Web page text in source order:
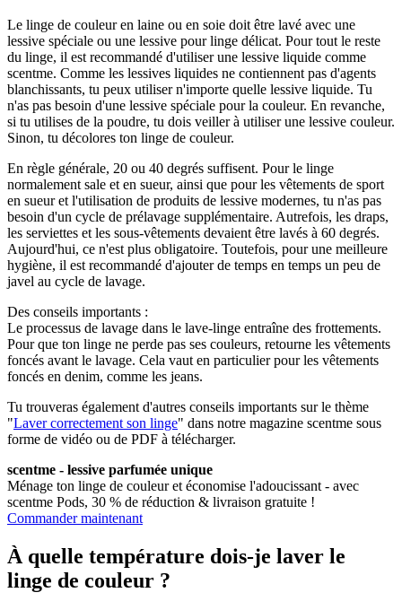
Le linge de couleur en laine ou en soie doit être lavé avec une
lessive spéciale ou une lessive pour linge délicat. Pour tout le reste
du linge, il est recommandé d'utiliser une lessive liquide comme
scentme. Comme les lessives liquides ne contiennent pas d'agents
blanchissants, tu peux utiliser n'importe quelle lessive liquide. Tu
n'as pas besoin d'une lessive spéciale pour la couleur. En revanche,
si tu utilises de la poudre, tu dois veiller à utiliser une lessive couleur.
Sinon, tu décolores ton linge de couleur.
En règle générale, 20 ou 40 degrés suffisent. Pour le linge
normalement sale et en sueur, ainsi que pour les vêtements de sport
en sueur et l'utilisation de produits de lessive modernes, tu n'as pas
besoin d'un cycle de prélavage supplémentaire. Autrefois, les draps,
les serviettes et les sous-vêtements devaient être lavés à 60 degrés.
Aujourd'hui, ce n'est plus obligatoire. Toutefois, pour une meilleure
hygiène, il est recommandé d'ajouter de temps en temps un peu de
javel au cycle de lavage.
Des conseils importants :
Le processus de lavage dans le lave-linge entraîne des frottements.
Pour que ton linge ne perde pas ses couleurs, retourne les vêtements
foncés avant le lavage. Cela vaut en particulier pour les vêtements
foncés en denim, comme les jeans.
Tu trouveras également d'autres conseils importants sur le thème
"Laver correctement son linge" dans notre magazine scentme sous
forme de vidéo ou de PDF à télécharger.
scentme - lessive parfumée unique
Ménage ton linge de couleur et économise l'adoucissant - avec
scentme Pods, 30 % de réduction & livraison gratuite !
Commander maintenant
À quelle température dois-je laver le
linge de couleur ?